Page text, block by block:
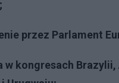
przez Parlament
w kongresach Brazylii,